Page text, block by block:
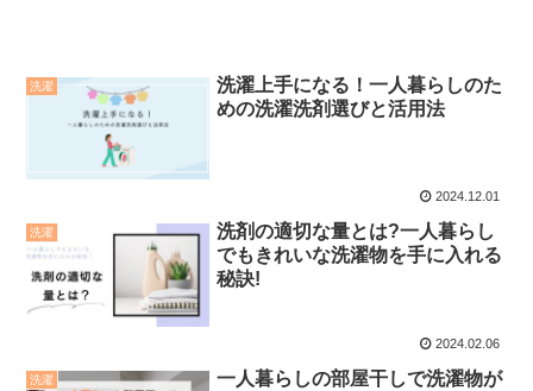
洗濯
洗濯上手になる！一人暮らしのた
めの洗濯洗剤選びと活用法
2024.12.01
洗濯
洗剤の適切な量とは?一人暮らし
でもきれいな洗濯物を手に入れる
秘訣!
2024.02.06
洗濯
一人暮らしの部屋干しで洗濯物が